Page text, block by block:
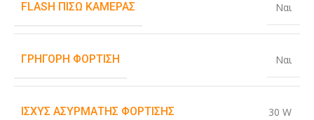
FLASH ΠΊΣΩ ΚΆΜΕΡΑΣ Ναι
ΓΡΉΓΟΡΗ ΦΌΡΤΙΣΗ Ναι
ΙΣΧΎΣ ΑΣΎΡΜΑΤΗΣ ΦΌΡΤΙΣΗΣ 30 W